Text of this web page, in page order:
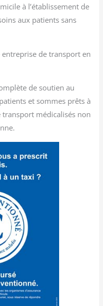
à l’établissement de
aux patients sans
entreprise de transport en
de soutien au
et sommes prêts à
médicalisés non